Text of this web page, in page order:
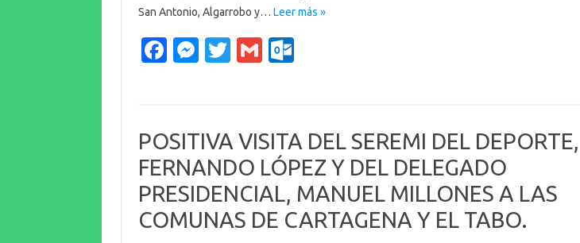
San Antonio, Algarrobo y… Leer más »
Fa
b
o
o
k
M
n
g
er
T
te
r
G
o
k.
c
o
m
POSITIVA VISITA DEL SEREMI DEL DEPORTE,
FERNANDO LÓPEZ Y DEL DELEGADO
PRESIDENCIAL, MANUEL MILLONES A LAS
COMUNAS DE CARTAGENA Y EL TABO.